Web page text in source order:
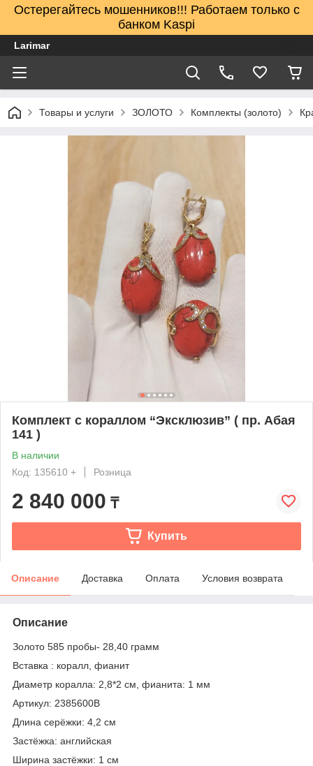
Остерегайтесь мошенников!!! Работаем только с
банком Kaspi
Larimar
Товары и услуги ЗОЛОТО Комплекты (золото)
Комплект с кораллом “Эксклюзив” ( пр. Абая
141 )
В наличии
Код: 135610 +
Розница
2 840 000 ₸
Купить
Описание Доставка Оплата Условия возврата
Описание
Золото 585 пробы- 28,40 грамм
Вставка : коралл, фианит
Диаметр коралла: 2,8*2 см, фианита: 1 мм
Артикул: 2385600В
Длина серёжки: 4,2 см
Застёжка: английская
Ширина застёжки: 1 см